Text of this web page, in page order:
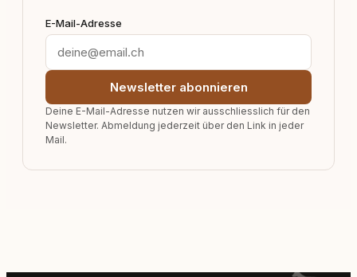
E-Mail-Adresse
Newsletter abonnieren
Deine E-Mail-Adresse nutzen wir ausschliesslich für den
Newsletter. Abmeldung jederzeit über den Link in jeder
Mail.